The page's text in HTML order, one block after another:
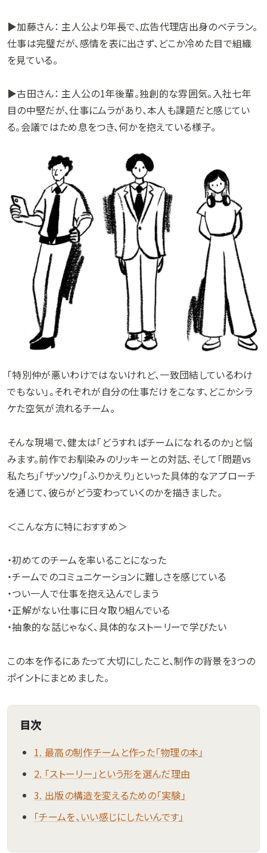
▶︎加藤さん： 主人公より年長で、広告代理店出身のベテラン。
仕事は完璧だが、感情を表に出さず、どこか冷めた目で組織
を見ている。
▶︎古田さん： 主人公の1年後輩。独創的な雰囲気。入社七年
目の中堅だが、仕事にムラがあり、本人も課題だと感じてい
る。会議ではため息をつき、何かを抱えている様子。
「特別仲が悪いわけではないけれど、一致団結しているわけ
でもない」。それぞれが自分の仕事だけをこなす、どこかシラ
ケた空気が流れるチーム。
そんな現場で、健太は「どうすればチームになれるのか」と悩
みます。前作でお馴染みのリッキーとの対話、そして「問題vs
私たち」「ザッソウ」「ふりかえり」といった具体的なアプローチ
を通じて、彼らがどう変わっていくのかを描きました。
＜こんな方に特におすすめ＞
・初めてのチームを率いることになった
・チームでのコミュニケーションに難しさを感じている
・つい一人で仕事を抱え込んでしまう
・正解がない仕事に日々取り組んでいる
・抽象的な話じゃなく、具体的なストーリーで学びたい
この本を作るにあたって大切にしたこと、制作の背景を3つの
ポイントにまとめました。
目次
1. 最高の制作チームと作った「物理の本」
2. 「ストーリー」という形を選んだ理由
3. 出版の構造を変えるための「実験」
「チームを、いい感じにしたいんです」